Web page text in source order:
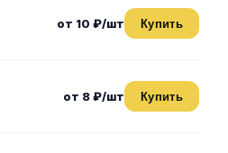
от 10 ₽/шт Купить
от 8 ₽/шт Купить